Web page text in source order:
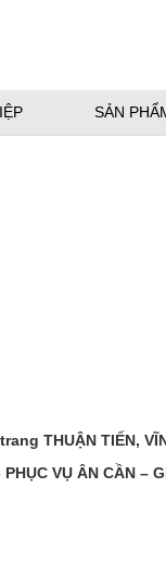
SẢN
THUẬN TIẾN,
VỤ ÂN CẦN –